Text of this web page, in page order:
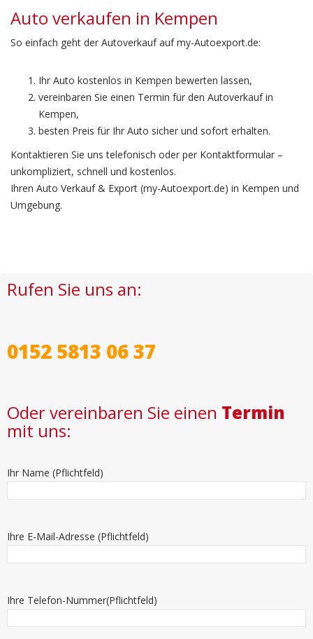
Auto verkaufen in Kempen
So einfach geht der Autoverkauf auf my-Autoexport.de:
Ihr Auto kostenlos in Kempen bewerten lassen,
vereinbaren Sie einen Termin für den Autoverkauf in
Kempen,
besten Preis für Ihr Auto sicher und sofort erhalten.
Kontaktieren Sie uns telefonisch oder per Kontaktformular –
unkompliziert, schnell und kostenlos.
Ihren Auto Verkauf & Export (my-Autoexport.de) in Kempen und
Umgebung.
Rufen Sie uns an:
0152 5813 06 37
Oder vereinbaren Sie einen Termin
mit uns:
Ihr Name (Pflichtfeld)
Ihre E-Mail-Adresse (Pflichtfeld)
Ihre Telefon-Nummer(Pflichtfeld)